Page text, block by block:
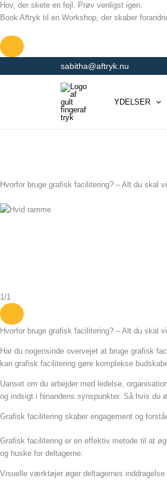
Hov, der skete en fejl. Prøv venligst igen.
Book Aftryk til en Workshop, der skaber
til
sabitha@aftryk.nu
YDELSER
Hvorfor bruge grafisk facilitering? – Alt du skal
1/1
Hvorfor bruge grafisk facilitering? – Alt du skal
Har du nogensinde overvejet at bruge grafisk
kan grafisk facilitering gøre komplekse
Uanset om du arbejder med ledelse,
og indsigt i hinandens synspunkter. Så hvis
Grafisk facilitering skaber engagement og
Grafisk facilitering er en effektiv metode til at
og huske for deltagerne.
Visuelle værktøjer øger deltagernes inddragelse